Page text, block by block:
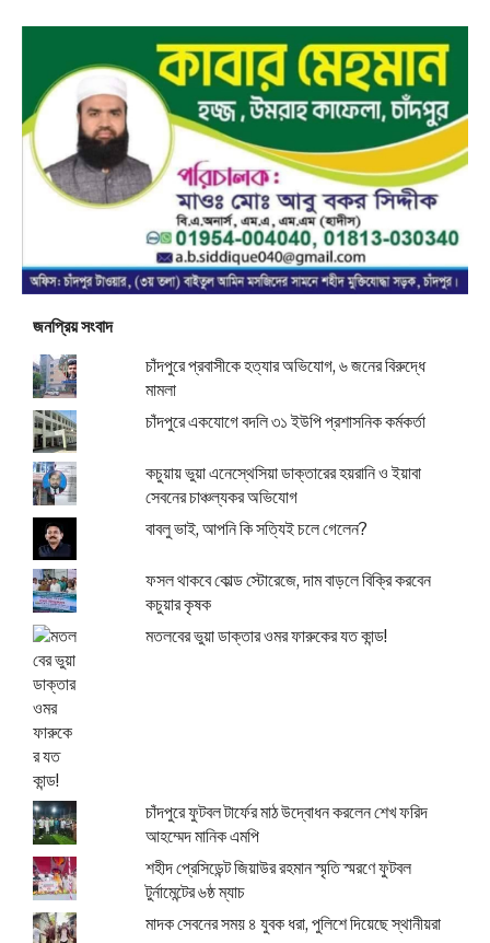
জনপ্রিয় সংবাদ
চাঁদপুরে প্রবাসীকে হত্যার অভিযোগ, ৬ জনের বিরুদ্ধে
মামলা
চাঁদপুরে একযোগে বদলি ৩১ ইউপি প্রশাসনিক কর্মকর্তা
কচুয়ায় ভুয়া এনেস্থেসিয়া ডাক্তারের হয়রানি ও ইয়াবা
সেবনের চাঞ্চল্যকর অভিযোগ
বাবলু ভাই, আপনি কি সত্যিই চলে গেলেন?
ফসল থাকবে কোল্ড স্টোরেজে, দাম বাড়লে বিক্রি করবেন
কচুয়ার কৃষক
মতলবের ভুয়া ডাক্তার ওমর ফারুকের যত কান্ড!
চাঁদপুরে ফুটবল টার্ফের মাঠ উদ্বোধন করলেন শেখ ফরিদ
আহম্মেদ মানিক এমপি
শহীদ প্রেসিডেন্ট জিয়াউর রহমান স্মৃতি স্মরণে ফুটবল
টুর্নামেন্টের ৬ষ্ঠ ম্যাচ
মাদক সেবনের সময় ৪ যুবক ধরা, পুলিশে দিয়েছে স্থানীয়রা